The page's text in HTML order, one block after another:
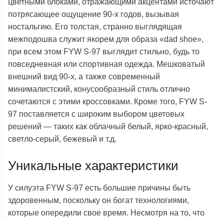
потрясающее ощущение 90-х годов, вызывая
ностальгию. Его толстая, странно выглядящая
межподошва служит якорем для образа «dad shoe»,
при всем этом FYW S-97 выглядит стильно, будь то
повседневная или спортивная одежда. Мешковатый
внешний вид 90-х, а также современный
минималистский, конусообразный стиль отлично
сочетаются с этими кроссовками. Кроме того, FYW S-
97 поставляется с широким выбором цветовых
решений — таких как облачный белый, ярко-красный,
светло-серый, бежевый и т.д.
Уникальные характеристики
У силуэта FYW S-97 есть большие причины быть
здоровенным, поскольку он богат технологиями,
которые опередили свое время. Несмотря на то, что